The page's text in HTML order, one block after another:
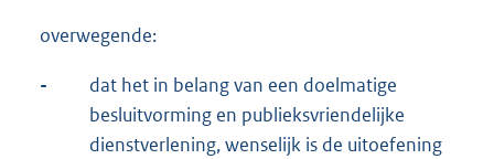
overwegende:
-
dat het in belang van een doelmatige
besluitvorming en publieksvriendelijke
dienstverlening, wenselijk is de uitoefening